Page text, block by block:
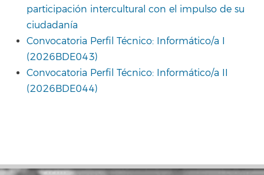
participación intercultural con el impulso de su
ciudadanía
Convocatoria Perfil Técnico: Informático/a I
(2026BDE043)
Convocatoria Perfil Técnico: Informático/a II
(2026BDE044)